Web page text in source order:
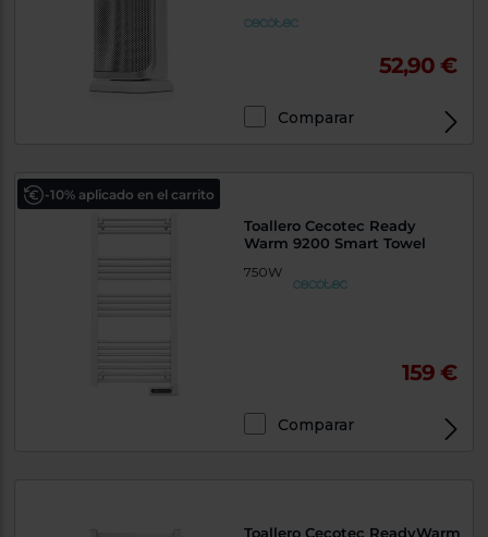
52,90 €
Comparar
-10% aplicado en el carrito
Toallero Cecotec Ready
Warm 9200 Smart Towel
750W
159 €
Comparar
Toallero Cecotec ReadyWarm